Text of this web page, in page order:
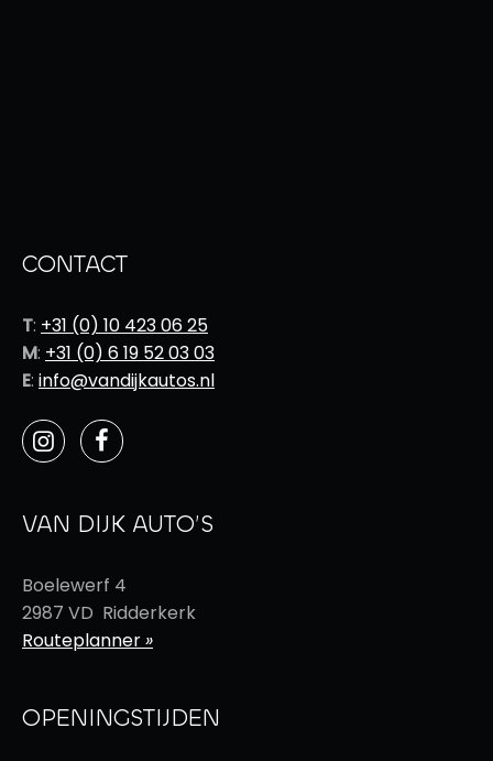
CONTACT
T: +31 (0) 10 423 06 25
M: +31 (0) 6 19 52 03 03
E: info@vandijkautos.nl
VAN DIJK AUTO’S
Boelewerf 4
2987 VD Ridderkerk
Routeplanner»
OPENINGSTIJDEN